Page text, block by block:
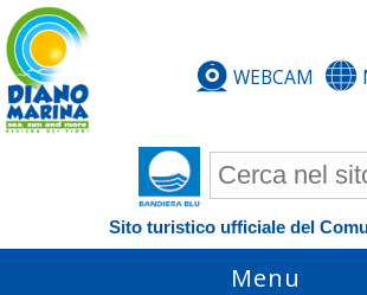
WEBCAM
Form di ricerca
Sito turistico ufficiale del
Menu